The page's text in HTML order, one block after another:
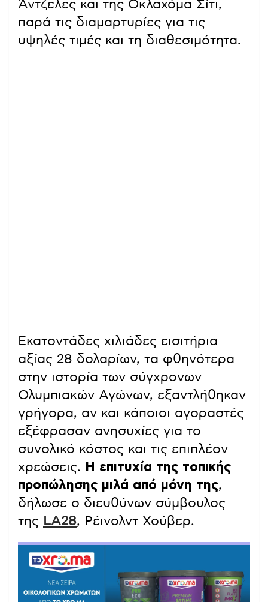
Άντζελες και της Οκλαχόμα Σίτι,
παρά τις διαμαρτυρίες για τις
υψηλές τιμές και τη διαθεσιμότητα.
Εκατοντάδες χιλιάδες εισιτήρια
αξίας 28 δολαρίων, τα φθηνότερα
στην ιστορία των σύγχρονων
Ολυμπιακών Αγώνων, εξαντλήθηκαν
γρήγορα, αν και κάποιοι αγοραστές
εξέφρασαν ανησυχίες για το
συνολικό κόστος και τις επιπλέον
χρεώσεις.
Η επιτυχία της τοπικής
προπώλησης μιλά από μόνη της,
δήλωσε ο διευθύνων σύμβουλος
της LA28, Ρέινολντ Χούβερ.